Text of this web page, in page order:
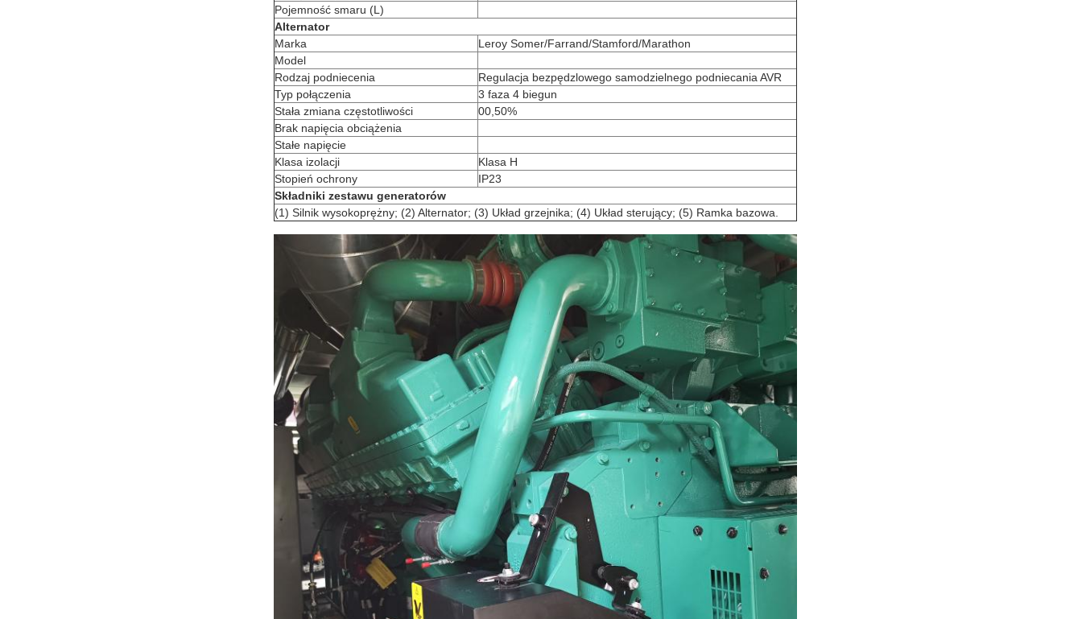
Pojemność smaru (L)
Alternator
Marka
Leroy Somer/Farrand/Stamford/Marathon
Model
Rodzaj podniecenia
Regulacja bezpędzlowego samodzielnego podniecania AVR
Typ połączenia
3 faza 4 biegun
Stała zmiana częstotliwości
00,50%
Brak napięcia obciążenia
Stałe napięcie
Klasa izolacji
Klasa H
Stopień ochrony
IP23
Składniki zestawu generatorów
(1) Silnik wysokoprężny; (2) Alternator; (3) Układ grzejnika; (4) Układ sterujący; (5) Ramka bazowa.